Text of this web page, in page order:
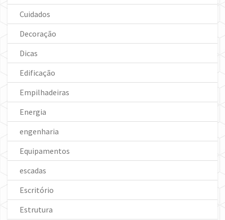
Cuidados
Decoração
Dicas
Edificação
Empilhadeiras
Energia
engenharia
Equipamentos
escadas
Escritório
Estrutura